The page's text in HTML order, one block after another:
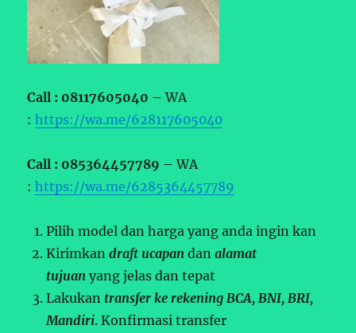
Call : 08117605040 –WA
:https://wa.me/628117605040
Call : 085364457789 –WA
:https://wa.me/6285364457789
Pilih model dan harga yang anda ingin kan
Kirimkandraft ucapan danalamat
tujuan yang jelas dan tepat
Lakukan transfer ke rekening BCA, BNI, BRI,
Mandiri. Konfirmasi transfer